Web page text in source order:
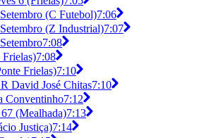
(C Futebol)7:06
(Z Industrial)7:07
7:08
Frielas)7:08
Frielas)7:10
David José Chitas7:10
Conventinho7:12
(Mealhada)7:13
Justiça)7:14